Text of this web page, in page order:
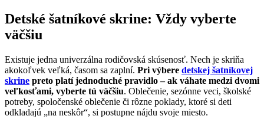
Detské šatníkové skrine: Vždy vyberte
väčšiu
Existuje jedna univerzálna rodičovská skúsenosť. Nech je skriňa
akokoľvek veľká, časom sa zaplní. Pri výbere detskej šatníkovej
skrine preto platí jednoduché pravidlo – ak váhate medzi dvomi
veľkosťami, vyberte tú väčšiu. Oblečenie, sezónne veci, školské
potreby, spoločenské oblečenie či rôzne poklady, ktoré si deti
odkladajú „na neskôr“, si postupne nájdu svoje miesto.